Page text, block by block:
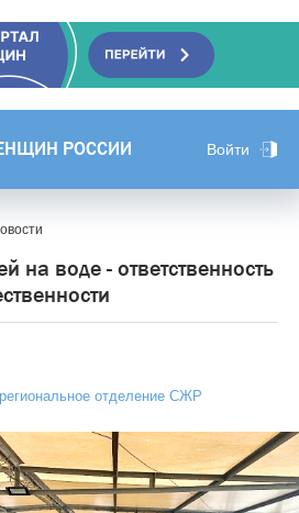
РОССИИ Войти
на воде - ответственность
отделение СЖР